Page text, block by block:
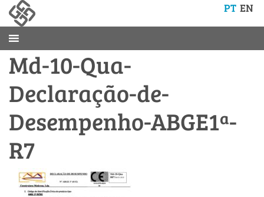
PT EN
Md-10-Qua-
Declaração-de-
Desempenho-ABGE1ª-
R7